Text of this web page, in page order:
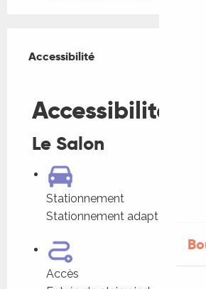
Accessibilité
Accessibilité
Accessibilité
Le Salon
Stationnement
Stationnement adapté dans
Accès